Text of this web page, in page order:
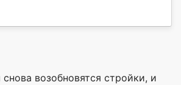
возобновятся стройки, и